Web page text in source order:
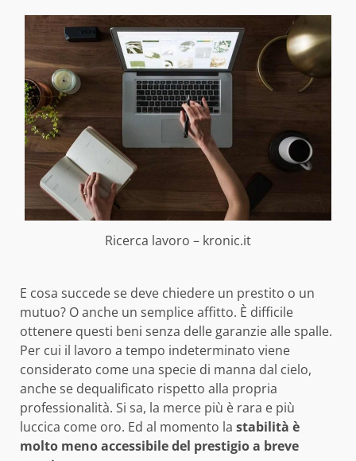
Ricerca lavoro – kronic.it
E cosa succede se deve chiedere un prestito o un
mutuo? O anche un semplice affitto. È difficile
ottenere questi beni senza delle garanzie alle spalle.
Per cui il lavoro a tempo indeterminato viene
considerato come una specie di manna dal cielo,
anche se dequalificato rispetto alla propria
professionalità. Si sa, la merce più è rara e più
luccica come oro. Ed al momento la stabilità è
molto meno accessibile del prestigio a breve